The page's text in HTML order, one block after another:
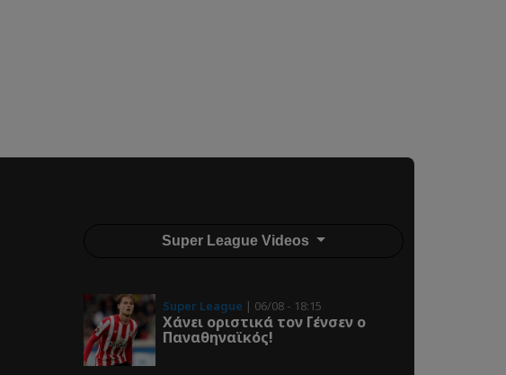
Super League Videos
Super League | 06/08 - 18:15
Χάνει οριστικά τον Γένσεν ο
Παναθηναϊκός!